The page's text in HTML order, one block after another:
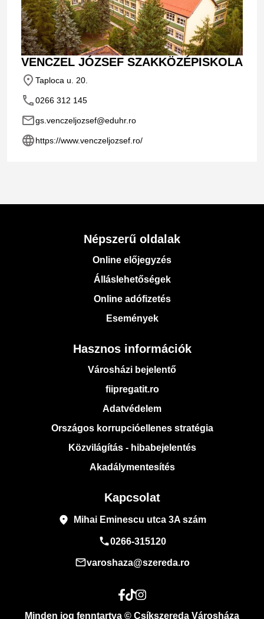
VENCZEL JÓZSEF SZAKKÖZÉPISKOLA
place Taploca u. 20.
phone0266 312 145
emailgs.venczeljozsef@eduhr.ro
languagehttps://www.venczeljozsef.ro/
Népszerű oldalak
Online előjegyzés
Álláslehetőségek
Online adófizetés
Események
Hasznos információk
Városházi bejelentő
fiipregatit.ro
Adatvédelem
Országos korrupcióellenes stratégia
Közvilágítás - hibabejelentés
Akadálymentesítés
Kapcsolat
place Mihai Eminescu utca 3A szám
phone0266-315120
mail_outlinevaroshaza@szereda.ro
Minden jog fenntartva © Csíkszereda Városháza